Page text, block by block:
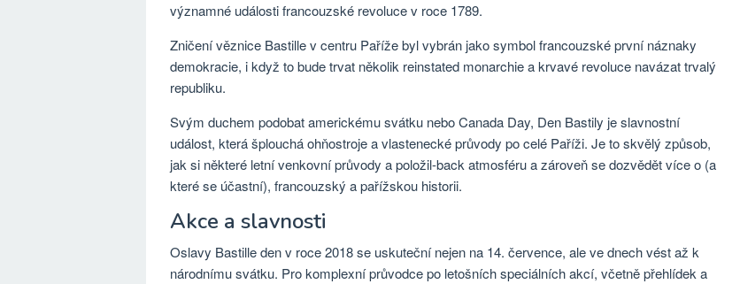
významné události francouzské revoluce v roce 1789.
Zničení věznice Bastille v centru Paříže byl vybrán jako symbol francouzské první náznaky
demokracie, i když to bude trvat několik reinstated monarchie a krvavé revoluce navázat trvalý
republiku.
Svým duchem podobat americkému svátku nebo Canada Day, Den Bastily je slavnostní
událost, která šplouchá ohňostroje a vlastenecké průvody po celé Paříži. Je to skvělý způsob,
jak si některé letní venkovní průvody a položil-back atmosféru a zároveň se dozvědět více o (a
které se účastní), francouzský a pařížskou historii.
Akce a slavnosti
Oslavy Bastille den v roce 2018 se uskuteční nejen na 14. července, ale ve dnech vést až k
národnímu svátku. Pro komplexní průvodce po letošních speciálních akcí, včetně přehlídek a